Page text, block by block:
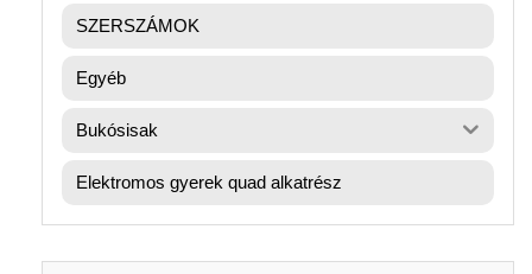
SZERSZÁMOK
Egyéb
Bukósisak
Elektromos gyerek quad alkatrész